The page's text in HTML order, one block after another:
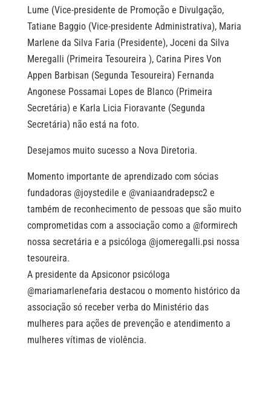
Lume (Vice-presidente de Promoção e Divulgação,
Tatiane Baggio (Vice-presidente Administrativa), Maria
Marlene da Silva Faria (Presidente), Joceni da Silva
Meregalli (Primeira Tesoureira ), Carina Pires Von
Appen Barbisan (Segunda Tesoureira) Fernanda
Angonese Possamai Lopes de Blanco (Primeira
Secretária) e Karla Licia Fioravante (Segunda
Secretária) não está na foto.
Desejamos muito sucesso a Nova Diretoria.
Momento importante de aprendizado com sócias
fundadoras @joystedile e @vaniaandradepsc2 e
também de reconhecimento de pessoas que são muito
comprometidas com a associação como a @formirech
nossa secretária e a psicóloga @jomeregalli.psi nossa
tesoureira.
A presidente da Apsiconor psicóloga
@mariamarlenefaria destacou o momento histórico da
associação só receber verba do Ministério das
mulheres para ações de prevenção e atendimento a
mulheres vítimas de violência.